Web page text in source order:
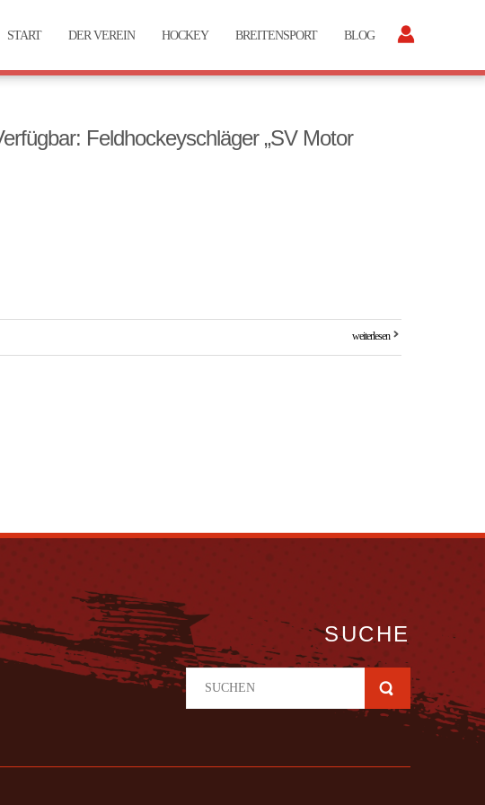
START DER VEREIN HOCKEY BREITENSPORT BLOG
Feldhockeyschläger „SV Motor
weiterlesen
SUCHE